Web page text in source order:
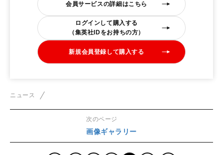
会員サービスの詳細はこちら
ログインして購入する
（集英社IDをお持ちの方）
新規会員登録して購入する
ニュース
次のページ
画像ギャラリー